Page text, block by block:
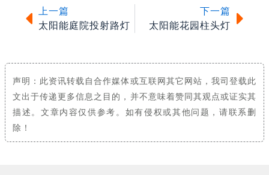
上一篇
太阳能庭院投射路灯
下一篇
太阳能花园柱头灯
声明：此资讯转载自合作媒体或互联网其它网站，我司登载此
文出于传递更多信息之目的，并不意味着赞同其观点或证实其
描述。文章内容仅供参考。如有侵权或其他问题，请联系删
除！